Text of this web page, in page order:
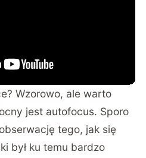
Wzorowo, ale warto
jest autofocus. Sporo
tego, jak się
był ku temu bardzo